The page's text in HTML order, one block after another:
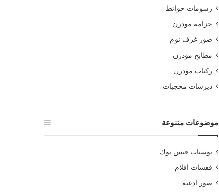
رسومات حوائط
جزامة مودرن
صور غرف نوم
مطابخ مودرن
ركنات مودرن
ديرسات محجبات
موضوعات متنوعة
بوستات فيس بوك
قفشات افلام
صور ادعيه